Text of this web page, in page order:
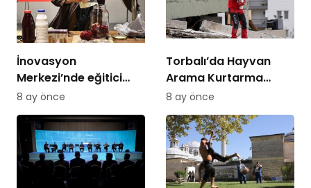
İnovasyon
Merkezi’nde eğitici
atölyeler sürüyor
8 ay önce
Torbalı’da Hayvan
Arama Kurtarma
Eğitimi
8 ay önce